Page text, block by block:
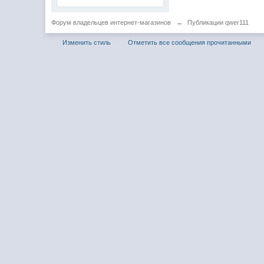
Форум владельцев интернет-магазинов → Публикации qwer111
Изменить стиль Отметить все сообщения прочитанными